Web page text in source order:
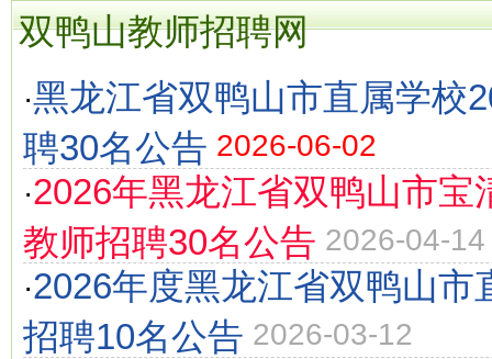
双鸭山教师招聘网
·黑龙江省双鸭山市直属学校
聘30名公告 2026-06-02
·2026年黑龙江省双鸭山市宝
教师招聘30名公告 2026-04-14
·2026年度黑龙江省双鸭山市
招聘10名公告 2026-03-12